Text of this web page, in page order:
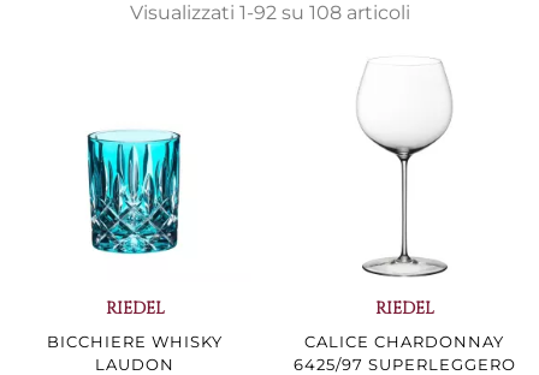
Visualizzati 1-92 su 108 articoli
RIEDEL
BICCHIERE WHISKY
LAUDON
RIEDEL
CALICE CHARDONNAY
6425/97 SUPERLEGGERO